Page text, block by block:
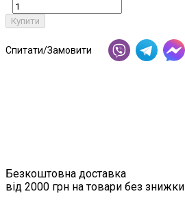
Купити
Спитати/Замовити
Безкоштовна доставка
від 2000 грн на товари без знижки